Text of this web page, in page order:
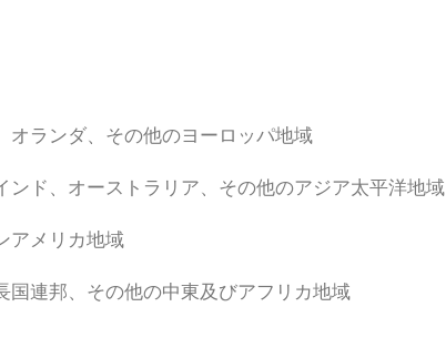
オランダ、その他のヨーロッパ地域
ド、オーストラリア、その他のアジア太平洋地域
アメリカ地域
連邦、その他の中東及びアフリカ地域